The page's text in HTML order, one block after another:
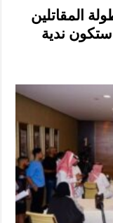
المقاتلين
ندية